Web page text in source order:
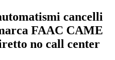
cancelli
FAAC CAME
no call center